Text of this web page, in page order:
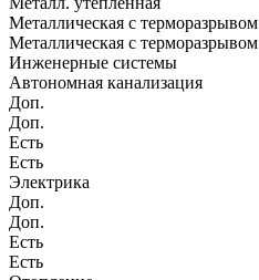
Металлическая с терморазрывом
Металлическая с терморазрывом
Инженерные системы
Автономная канализация
Доп.
Доп.
Есть
Есть
Электрика
Доп.
Доп.
Есть
Есть